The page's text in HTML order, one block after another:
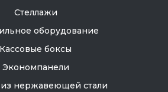
Стеллажи
оборудование
Кассовые боксы
Экономпанели
нержавеющей стали